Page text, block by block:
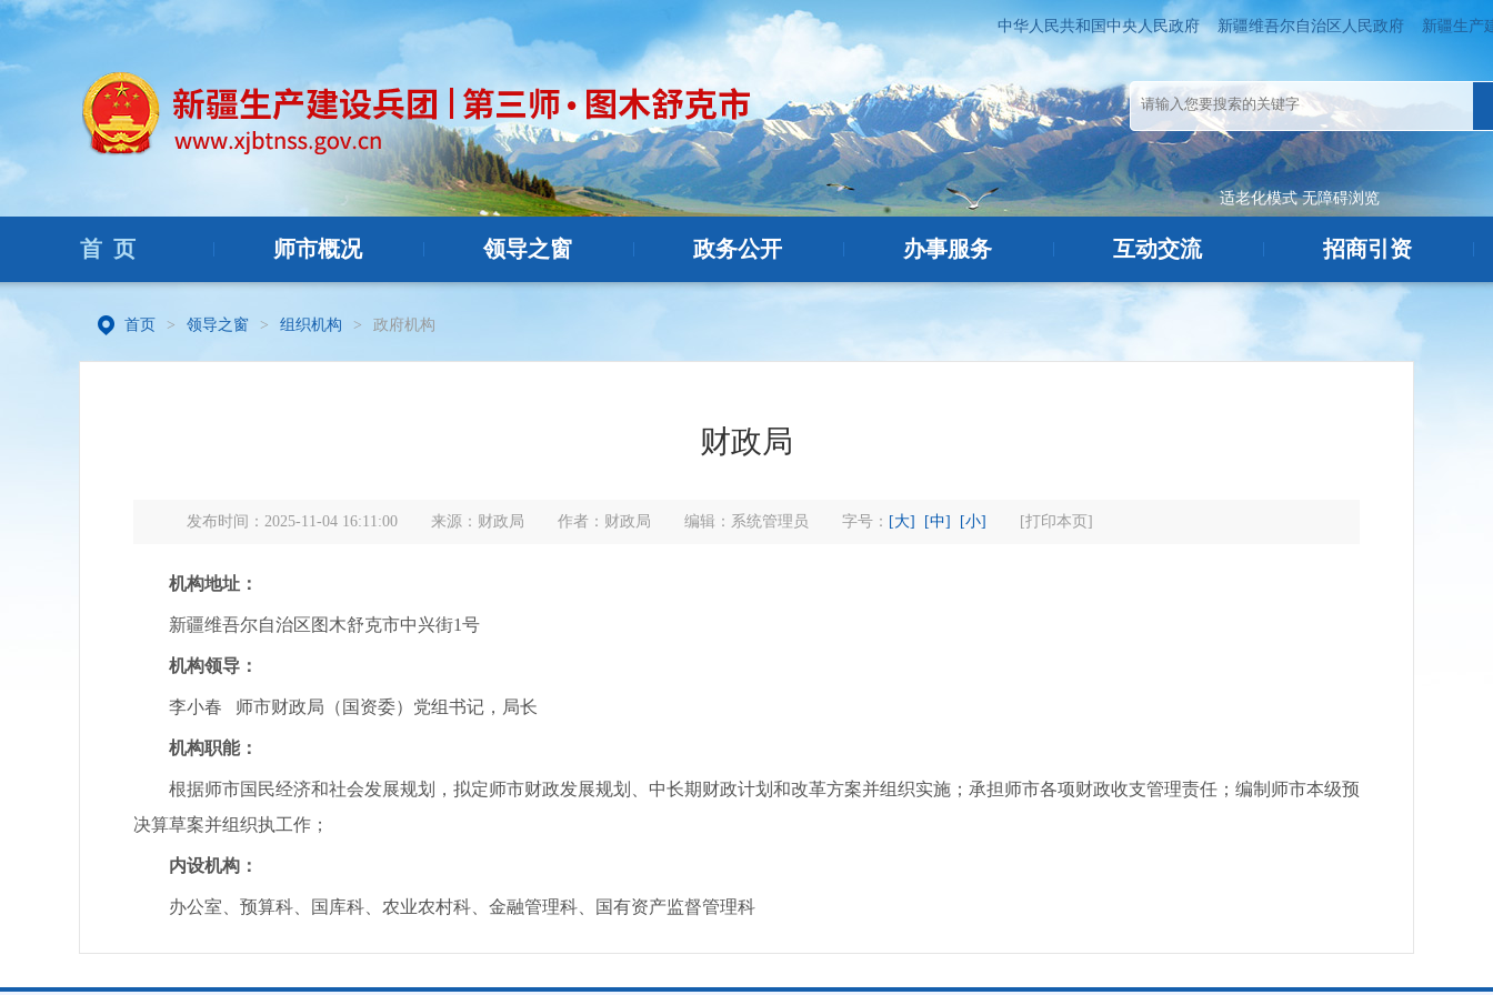
中华人民共和国中央人民政府 新疆维吾尔自治区人民政府 新疆生产
适老化模式 无障碍浏览
首 页 师市概况 领导之窗 政务公开 办事服务 互动交流 招商引资
首页 > 领导之窗 > 组织机构 > 政府机构
财政局
发布时间：2025-11-04 16:11:00 来源：财政局 作者：财政局 编辑：系统管理员 字号： [大] [中] [小] [打印本页]
机构地址：
新疆维吾尔自治区图木舒克市中兴街1号
机构领导：
李小春 师市财政局（国资委）党组书记，局长
机构职能：
根据师市国民经济和社会发展规划，拟定师市财政发展规划、中长期财政计划和改革方案并组织实施；承担师市各项财政收支管理责任；编制师市本级预
决算草案并组织执工作；
内设机构：
办公室、预算科、国库科、农业农村科、金融管理科、国有资产监督管理科